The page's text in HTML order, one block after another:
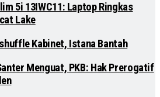
5i 13IWC11: Laptop Ringkas
Lake
Kabinet, Istana Bantah
Menguat, PKB: Hak Prerogatif